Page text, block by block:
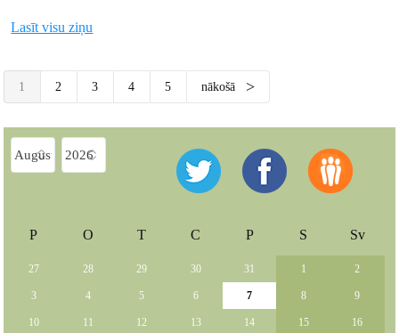
Lasīt visu ziņu
1 2 3 4 5 nākošā
P O T C P S Sv
27 28 29 30 31 1 2
3 4 5 6 7 8 9
10 11 12 13 14 15 16